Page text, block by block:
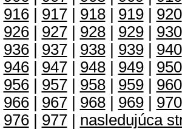
916| 917| 918| 919| 920
926| 927| 928| 929| 930
936| 937| 938| 939| 940
946| 947| 948| 949| 950
956| 957| 958| 959| 960
966| 967| 968| 969| 970
976| 977| nasledujúca